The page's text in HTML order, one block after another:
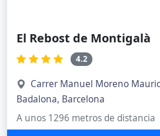
El Rebost de Montigalà
4.2
Carrer Manuel Moreno
Badalona, Barcelona
A unos 1296 metros de distancia